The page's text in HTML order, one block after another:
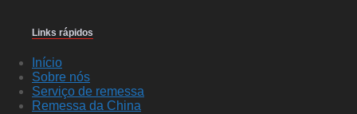
Links rápidos
Início
Sobre nós
Serviço de remessa
Remessa da China